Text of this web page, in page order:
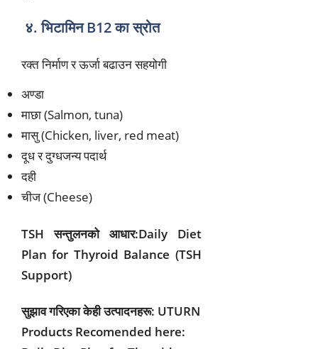
४. भिटामिन B12 का स्रोत
रक्त निर्माण र ऊर्जा बढाउन सहयोगी
अण्डा
माछा (Salmon, tuna)
मासु (Chicken, liver, red meat)
दूध र दुग्धजन्य पदार्थ
दही
चीज (Cheese)
TSH सन्तुलनको आधार:Daily Diet
Plan for Thyroid Balance (TSH
Support)
सुझाव गरिएका केही उत्पादनहरू: UTURN
Products Recomended here: